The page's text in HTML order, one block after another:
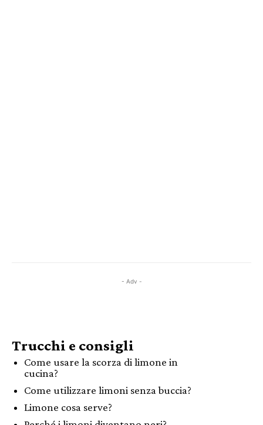
- Adv -
Trucchi e consigli
Come usare la scorza di limone in
cucina?
Come utilizzare limoni senza buccia?
Limone cosa serve?